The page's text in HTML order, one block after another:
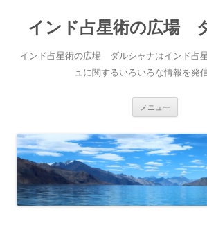
インド占星術の広場
インド占星術の広場 ダルシャナはインド占
ュに関するいろいろな情報を発
メニュー